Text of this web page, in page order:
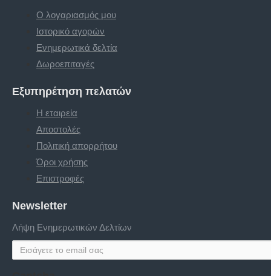
Ο λογαριασμός μου
Ιστορικό αγορών
Ενημερωτικά δελτία
Δωροεπιταγές
Εξυπηρέτηση πελατών
Η εταιρεία
Αποστολές
Πολιτική απορρήτου
Όροι χρήσης
Επιστροφές
Newsletter
Λήψη Ενημερωτικών Δελτίων